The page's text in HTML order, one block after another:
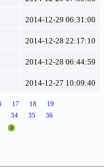
2014-12-29 06:31:00
2014-12-28 22:17:10
2014-12-28 06:44:59
2014-12-27 10:09:40
17 18
19
34 35
36